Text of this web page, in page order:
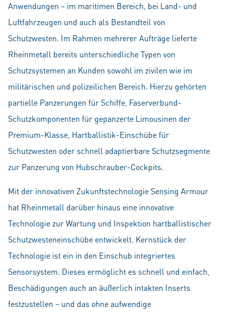
Anwendungen – im maritimen Bereich, bei Land- und
Luftfahrzeugen und auch als Bestandteil von
Schutzwesten. Im Rahmen mehrerer Aufträge lieferte
Rheinmetall bereits unterschiedliche Typen von
Schutzsystemen an Kunden sowohl im zivilen wie im
militärischen und polizeilichen Bereich. Hierzu gehörten
partielle Panzerungen für Schiffe, Faserverbund-
Schutzkomponenten für gepanzerte Limousinen der
Premium-Klasse, Hartballistik-Einschübe für
Schutzwesten oder schnell adaptierbare Schutzsegmente
zur Panzerung von Hubschrauber-Cockpits.
Mit der innovativen Zukunftstechnologie Sensing Armour
hat Rheinmetall darüber hinaus eine innovative
Technologie zur Wartung und Inspektion hartballistischer
Schutzwesteneinschübe entwickelt. Kernstück der
Technologie ist ein in den Einschub integriertes
Sensorsystem. Dieses ermöglicht es schnell und einfach,
Beschädigungen auch an äußerlich intakten Inserts
festzustellen – und das ohne aufwendige